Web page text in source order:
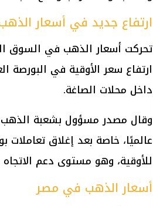
ارتفاع جديد في أسعار
تحركت أسعار الذهب في السوق
ارتفاع سعر الأوقية في البورصة
داخل محلات الصاغة.
وقال مصدر مسؤول بشعبة الذهب
للأوقية، وهو مستوى دعم
أسعار الذهب في مصر